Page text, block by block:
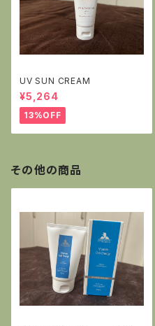
UV SUN CREAM
¥5,264
13%OFF
その他の商品